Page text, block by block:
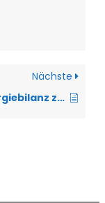
Nächste
Was ist unter einer negativen Energiebilanz zu verstehen?